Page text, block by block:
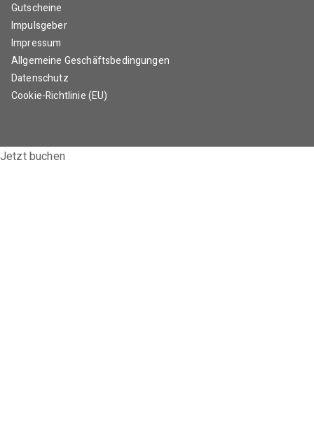
Gutscheine
Impulsgeber
Impressum
Allgemeine Geschäftsbedingungen
Datenschutz
Cookie-Richtlinie (EU)
Jetzt buchen